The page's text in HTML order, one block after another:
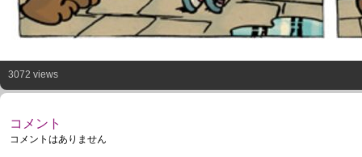
3072 views
コメント
コメントはありません